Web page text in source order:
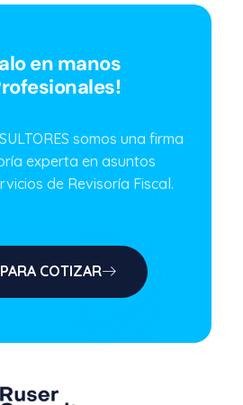
en manos
somos una firma
experta en asuntos
de Revisoría Fiscal.
COTIZAR